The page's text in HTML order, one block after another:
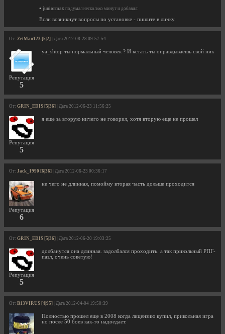
• juniormax подумал несколько минут и добавил:
Если возникнут вопросы по установке - пишите в личку.
От: ZetMan123 [5|2] | Дата 2012-08-28 09:57:54
Репутация
5
ya_shtop ты нормальный человек ? И кстать ты оправдываешь свой ник
От: GRIN_EDIS [5|36] | Дата 2012-06-23 11:56:25
Репутация
5
я еще за вторую ничего не говорил, хотя вторую еще не прошел
От: Jack_1990 [6|36] | Дата 2012-06-23 00:36:17
Репутация
6
не чего не длинная, помойму вторая часть дольше проходится
От: GRIN_EDIS [5|36] | Дата 2012-06-20 19:03:25
Репутация
5
долбанутся она длинная. задолбался проходить. а так прикольный РПГ-
пазл, очень советую!
От: B13VIRUS [4|95] | Дата 2012-04-04 19:50:39
Полностью прошел еще в 2008 когда лицензию купил, прикольная игра
но после 50 боев как-то надоедает.